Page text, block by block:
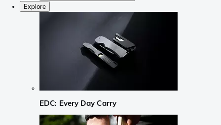
Explore
EDC: Every Day Carry